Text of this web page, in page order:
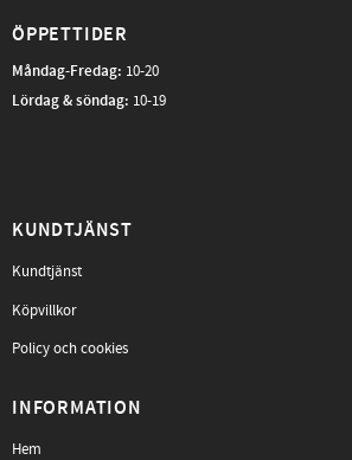
ÖPPETTIDER
Måndag-Fredag: 10-20
Lördag & söndag: 10-19
KUNDTJÄNST
Kundtjänst
Köpvillkor
Policy och cookies
INFORMATION
Hem